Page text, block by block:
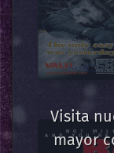
Visita
mayor